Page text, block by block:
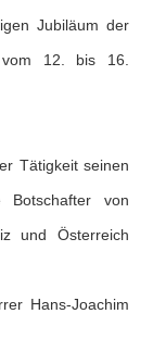
Jubiläum der
12. bis 16.
Tätigkeit seinen
Botschafter von
und Österreich
Hans-Joachim